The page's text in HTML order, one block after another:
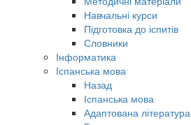
Навчальні курси
Підготовка до іспитів
Словники
Інформатика
Іспанська мова
Назад
Іспанська мова
Адаптована література